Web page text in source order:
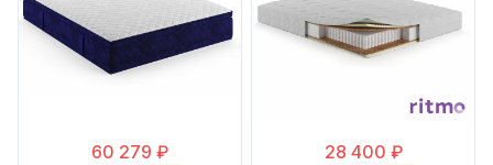
60 279 ₽ 28 400 ₽